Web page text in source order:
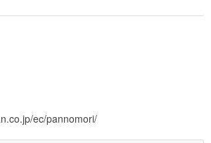
ec/pannomori/